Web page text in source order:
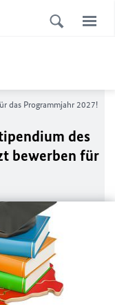
das Programmjahr 2027!
des
bewerben für